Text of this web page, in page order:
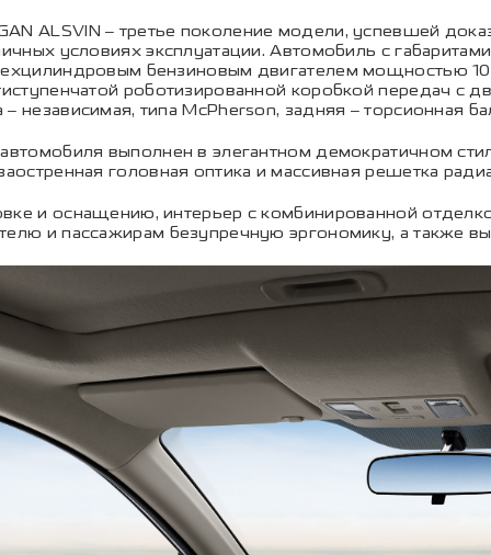
ALSVIN – третье поколение модели, успевшей
условиях эксплуатации. Автомобиль с
бензиновым двигателем мощностью
роботизированной коробкой передач
независимая, типа McPherson, задняя – торсионная
выполнен в элегантном демократичном
головная оптика и массивная решетка
и оснащению, интерьер с комбинированной
и пассажирам безупречную эргономику, а также